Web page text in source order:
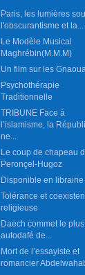
Paris, les lumières
l'obscurantisme et la...
Le Modèle Musical
Maghrébin(M.M.M)
Un film sur les Gnaoua
Psychothérapie
Traditionnelle
TRIBUNE Face à
l’islamisme, la
ne...
Le coup de chapeau
Peronçel-Hugoz
Disponible en librairie
Tolérance et
religieuse
Daech commet le
autodafé de...
Mort de l’essayiste et
romancier